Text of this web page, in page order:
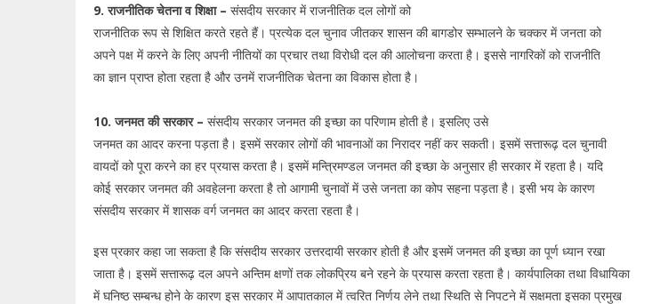
9. राजनीतिक चेतना व शिक्षा – संसदीय सरकार में राजनीतिक दल लोगों को
राजनीतिक रूप से शिक्षित करते रहते हैं। प्रत्येक दल चुनाव जीतकर शासन की बागडोर सम्भालने के चक्कर में जनता को
अपने पक्ष में करने के लिए अपनी नीतियों का प्रचार तथा विरोधी दल की आलोचना करता है। इससे नागरिकों को राजनीति
का ज्ञान प्राप्त होता रहता है और उनमें राजनीतिक चेतना का विकास होता है।
10. जनमत की सरकार – संसदीय सरकार जनमत की इच्छा का परिणाम होती है। इसलिए उसे
जनमत का आदर करना पड़ता है। इसमें सरकार लोगों की भावनाओं का निरादर नहीं कर सकती। इसमें सत्तारूढ़ दल चुनावी
वायदों को पूरा करने का हर प्रयास करता है। इसमें मन्त्रिमण्डल जनमत की इच्छा के अनुसार ही सरकार में रहता है। यदि
कोई सरकार जनमत की अवहेलना करता है तो आगामी चुनावों में उसे जनता का कोप सहना पड़ता है। इसी भय के कारण
संसदीय सरकार में शासक वर्ग जनमत का आदर करता रहता है।
इस प्रकार कहा जा सकता है कि संसदीय सरकार उत्तरदायी सरकार होती है और इसमें जनमत की इच्छा का पूर्ण ध्यान रखा
जाता है। इसमें सत्तारूढ़ दल अपने अन्तिम क्षणों तक लोकप्रिय बने रहने के प्रयास करता रहता है। कार्यपालिका तथा विधायिका
में घनिष्ठ सम्बन्ध होने के कारण इस सरकार में आपातकाल में त्वरित निर्णय लेने तथा स्थिति से निपटने में सक्षमता इसका प्रमुख